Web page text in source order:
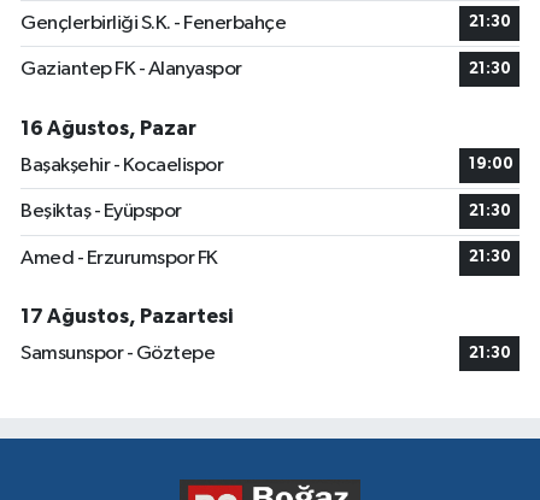
Gençlerbirliği S.K. - Fenerbahçe 21:30
Gaziantep FK - Alanyaspor 21:30
16 Ağustos, Pazar
Başakşehir - Kocaelispor
19:00
Beşiktaş - Eyüpspor 21:30
Amed - Erzurumspor FK 21:30
17 Ağustos, Pazartesi
Samsunspor - Göztepe
21:30